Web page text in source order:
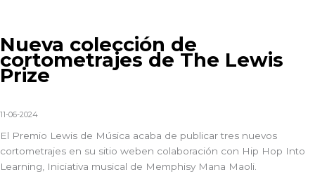
Nueva colección de
cortometrajes de The Lewis
Prize
11-06-2024
El Premio Lewis de Música acaba de publicar tres nuevos
cortometrajes en su sitio weben colaboración con Hip Hop Into
Learning
Iniciativa musical de Memphisy Mana Maoli